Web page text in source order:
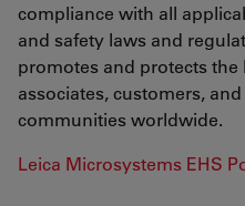
compliance with all
and safety laws and
promotes and protects
associates, customers,
communities worldwide.
Leica Microsystems EHS